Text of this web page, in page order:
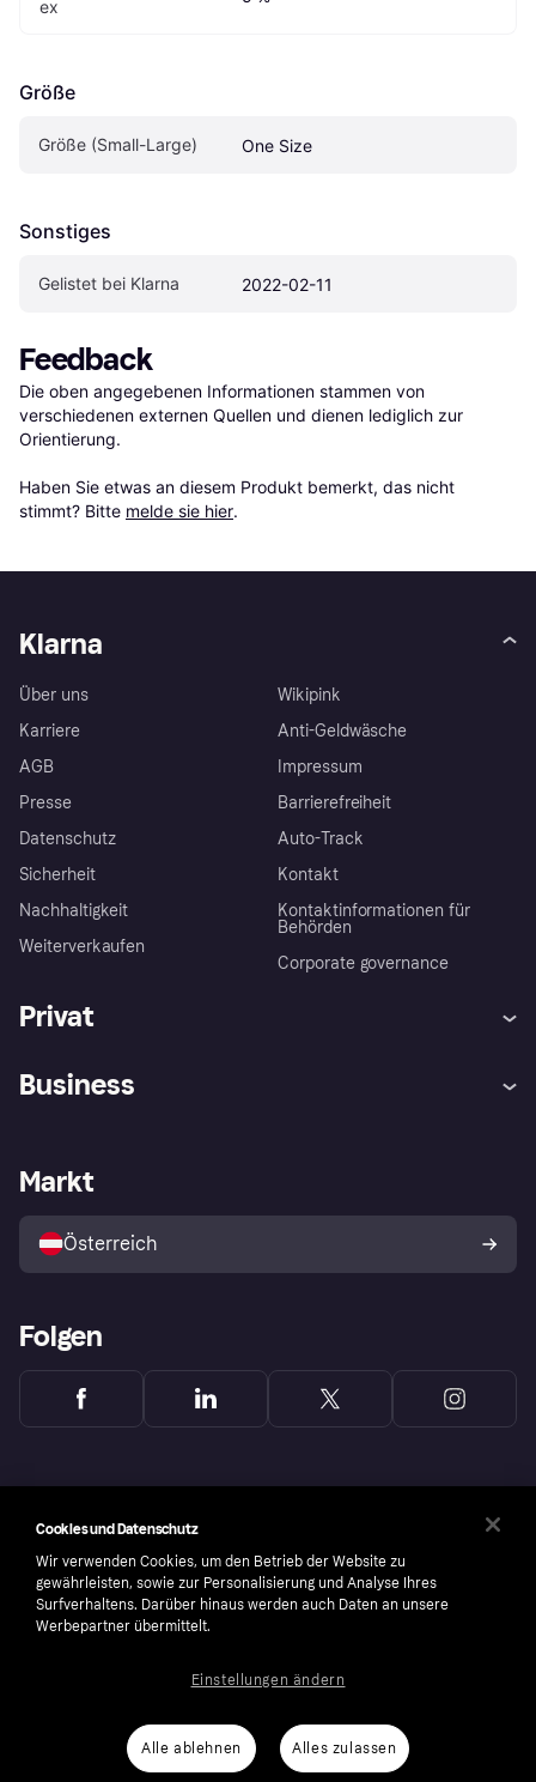
ex
Größe
Größe (Small-Large) One Size
Sonstiges
Gelistet bei Klarna 2022-02-11
Feedback
Die oben angegebenen Informationen stammen von
verschiedenen externen Quellen und dienen lediglich zur
Orientierung.
Haben Sie etwas an diesem Produkt bemerkt, das nicht
stimmt? Bitte melde sie hier.
Klarna
Über uns
Karriere
AGB
Presse
Datenschutz
Sicherheit
Nachhaltigkeit
Weiterverkaufen
Wikipink
Anti-Geldwäsche
Impressum
Barrierefreiheit
Auto-Track
Kontakt
Kontaktinformationen für
Behörden
Corporate governance
Privat
Shops entdecken
Business
Händlerportal
Markt
Österreich
Folgen
number: 556737-0431
Cookies Klarna.com
Cookies und Datenschutz
Wir verwenden Cookies, um den Betrieb der Website zu
gewährleisten, sowie zur Personalisierung und Analyse Ihres
Surfverhaltens. Darüber hinaus werden auch Daten an unsere
Werbepartner übermittelt.
Alle ablehnen Alles zulassen
Einstellungen ändern